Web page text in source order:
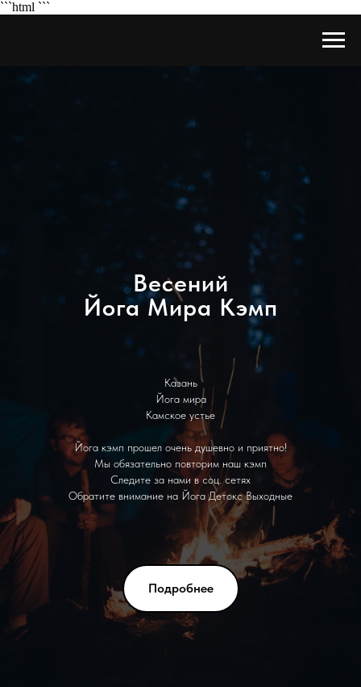
```html ```
Весений
Йога Мира Кэмп
Казань
Йога мира
Камское устье
Йога кэмп прошел очень душевно и приятно!
Мы обязательно повторим наш кэмп
Следите за нами в соц. сетях
Обратите внимание на Йога Детокс Выходные
Подробнее